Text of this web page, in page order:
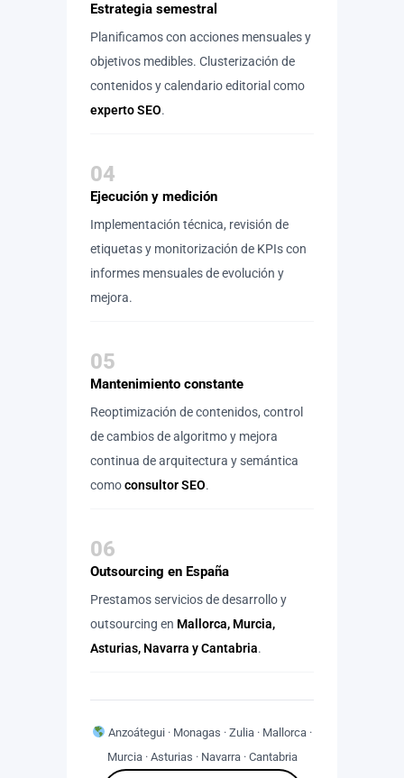
Estrategia semestral
Planificamos con acciones mensuales y
objetivos medibles. Clusterización de
contenidos y calendario editorial como
experto SEO.
04
Ejecución y medición
Implementación técnica, revisión de
etiquetas y monitorización de KPIs con
informes mensuales de evolución y
mejora.
05
Mantenimiento constante
Reoptimización de contenidos, control
de cambios de algoritmo y mejora
continua de arquitectura y semántica
comoconsultor SEO.
06
Outsourcing en España
Prestamos servicios de desarrollo y
outsourcing en Mallorca, Murcia,
Asturias, Navarra y Cantabria.
Anzoátegui · Monagas · Zulia · Mallorca ·
Murcia · Asturias · Navarra · Cantabria